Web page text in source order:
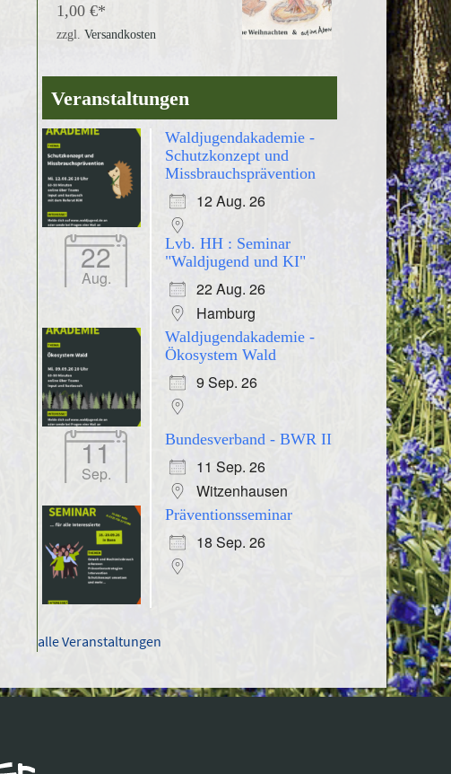
1,00 €
zzgl. Versandkosten
Veranstaltungen
Waldjugendakademie -
Schutzkonzept und
Missbrauchsprävention
12 Aug. 26
22
Aug.
Lvb. HH : Seminar
"Waldjugend und KI"
22 Aug. 26
Hamburg
Waldjugendakademie -
Ökosystem Wald
9 Sep. 26
11
Sep.
Bundesverband - BWR II
11 Sep. 26
Witzenhausen
Präventionsseminar
18 Sep. 26
alle Veranstaltungen